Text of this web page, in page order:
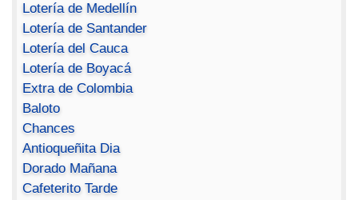
Lotería de Medellín
Lotería de Santander
Lotería del Cauca
Lotería de Boyacá
Extra de Colombia
Baloto
Chances
Antioqueñita Dia
Dorado Mañana
Cafeterito Tarde